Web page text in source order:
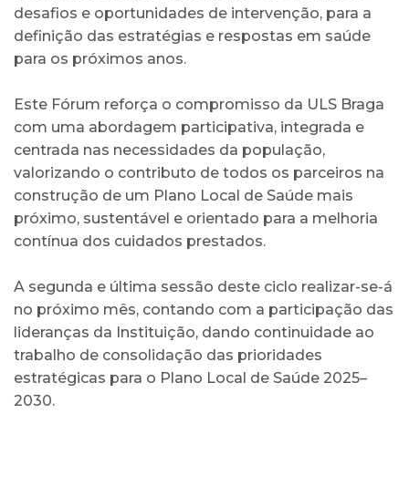
desafios e oportunidades de intervenção, para a
definição das estratégias e respostas em saúde
para os próximos anos.
Este Fórum reforça o compromisso da ULS Braga
com uma abordagem participativa, integrada e
centrada nas necessidades da população,
valorizando o contributo de todos os parceiros na
construção de um Plano Local de Saúde mais
próximo, sustentável e orientado para a melhoria
contínua dos cuidados prestados.
A segunda e última sessão deste ciclo realizar-se-á
no próximo mês, contando com a participação das
lideranças da Instituição, dando continuidade ao
trabalho de consolidação das prioridades
estratégicas para o Plano Local de Saúde 2025–
2030.